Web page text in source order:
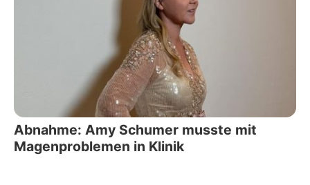
Abnahme: Amy Schumer musste mit
Magenproblemen in Klinik